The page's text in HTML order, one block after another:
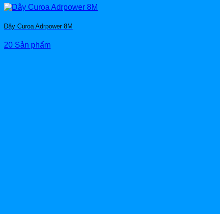
Dây Curoa Adrpower 8M
20 Sản phẩm